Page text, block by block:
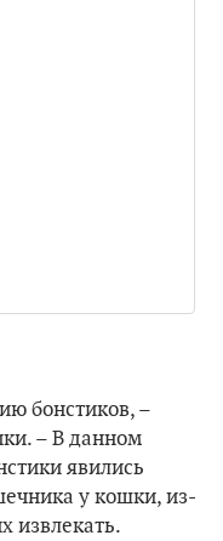
бонстиков, –
– В данном
явились
у кошки, из-
извлекать.